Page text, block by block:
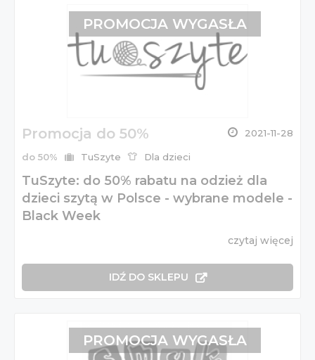
Promocja do 50% 2021-11-28
do 50% TuSzyte Dla dzieci
TuSzyte: do 50% rabatu na odzież dla
dzieci szytą w Polsce - wybrane modele -
Black Week
czytaj więcej
IDŹ DO SKLEPU
PROMOCJA WYGASŁA
PROMOCJA WYGASŁA